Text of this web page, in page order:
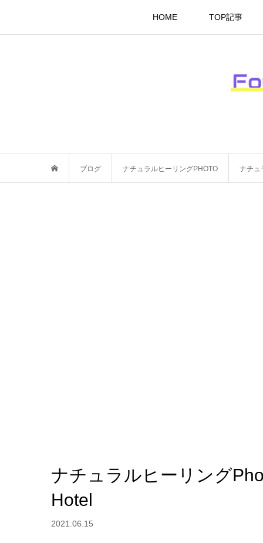
HOME TOP記事
ブログ ナチュラルヒーリングPHOTO ナチュ
ナチュラルヒーリング
Hotel
2021.06.15